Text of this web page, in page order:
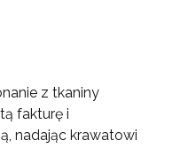
z tkaniny
fakturę i
nadając krawatowi